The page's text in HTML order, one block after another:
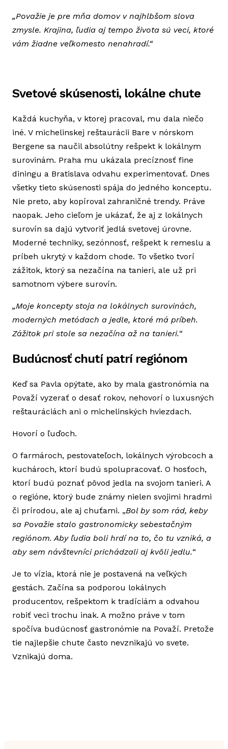
„Považie je pre mňa domov v najhlbšom slova
zmysle. Krajina, ľudia aj tempo života sú veci, ktoré
vám žiadne veľkomesto nenahradí.“
Svetové skúsenosti, lokálne chute
Každá kuchyňa, v ktorej pracoval, mu dala niečo
iné. V michelinskej reštaurácii Bare v nórskom
Bergene sa naučil absolútny rešpekt k lokálnym
surovinám. Praha mu ukázala precíznosť fine
diningu a Bratislava odvahu experimentovať. Dnes
všetky tieto skúsenosti spája do jedného konceptu.
Nie preto, aby kopíroval zahraničné trendy. Práve
naopak. Jeho cieľom je ukázať, že aj z lokálnych
surovín sa dajú vytvoriť jedlá svetovej úrovne.
Moderné techniky, sezónnosť, rešpekt k remeslu a
príbeh ukrytý v každom chode. To všetko tvorí
zážitok, ktorý sa nezačína na tanieri, ale už pri
samotnom výbere surovín.
„Moje koncepty stoja na lokálnych surovinách,
moderných metódach a jedle, ktoré má príbeh.
Zážitok pri stole sa nezačína až na tanieri.“
Budúcnosť chutí patrí regiónom
Keď sa Pavla opýtate, ako by mala gastronómia na
Považí vyzerať o desať rokov, nehovorí o luxusných
reštauráciách ani o michelinských hviezdach.
Hovorí o ľuďoch.
O farmároch, pestovateľoch, lokálnych výrobcoch a
kuchároch, ktorí budú spolupracovať. O hosťoch,
ktorí budú poznať pôvod jedla na svojom tanieri. A
o regióne, ktorý bude známy nielen svojimi hradmi
či prírodou, ale aj chuťami. „Bol by som rád, keby
sa Považie stalo gastronomicky sebestačným
regiónom. Aby ľudia boli hrdí na to, čo tu vzniká, a
aby sem návštevníci prichádzali aj kvôli jedlu.“
Je to vízia, ktorá nie je postavená na veľkých
gestách. Začína sa podporou lokálnych
producentov, rešpektom k tradíciám a odvahou
robiť veci trochu inak. A možno práve v tom
spočíva budúcnosť gastronómie na Považí. Pretože
tie najlepšie chute často nevznikajú vo svete.
Vznikajú doma.